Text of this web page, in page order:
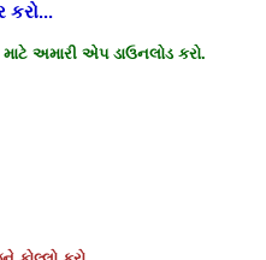
કરો...
માટે અમારી એપ ડાઉનલોડ કરો.